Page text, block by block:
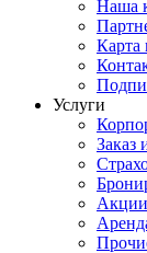
Наша
Карта
Услуги
Заказ